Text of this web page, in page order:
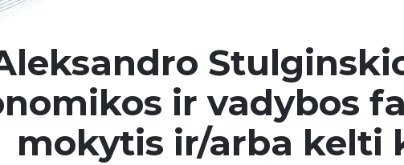
ir vadybos
mokytis ir/arba kelti